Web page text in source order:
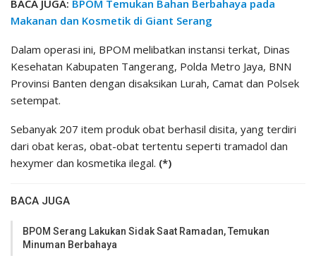
BACA JUGA: BPOM Temukan Bahan Berbahaya pada
Makanan dan Kosmetik di Giant Serang
Dalam operasi ini, BPOM melibatkan instansi terkat, Dinas
Kesehatan Kabupaten Tangerang, Polda Metro Jaya, BNN
Provinsi Banten dengan disaksikan Lurah, Camat dan Polsek
setempat.
Sebanyak 207 item produk obat berhasil disita, yang terdiri
dari obat keras, obat-obat tertentu seperti tramadol dan
hexymer dan kosmetika ilegal. (*)
BACA JUGA
BPOM Serang Lakukan Sidak Saat Ramadan, Temukan
Minuman Berbahaya